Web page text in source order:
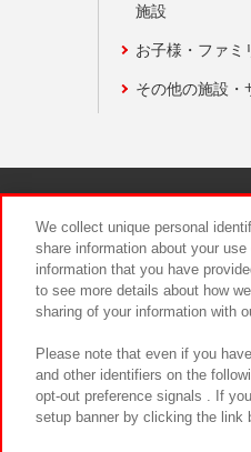
施設
お子様・ファミ
その他の施設・
We collect unique personal
share information about your
information that you have
to see more details about how
sharing of your information with
Please note that even if you
and other identifiers on the
opt-out preference signals . If
setup banner by clicking the link